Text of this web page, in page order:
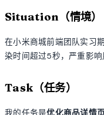
Situation（情境）
在小米商城前端团队实习
染时间超过5秒，严重影响
Task（任务）
我的任务是优化商品详情